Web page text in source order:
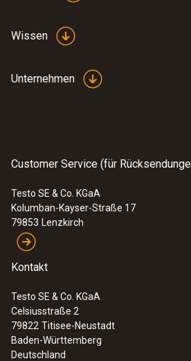
: 0602 0193
Reaktionsschneller Paddel-
Oberflächenfühler - zur
Öffnungen und Ritzen
182,07 €
Wissen
Unternehmen
Customer Service (für
Testo SE & Co. KGaA
Kolumban-Kayser-Straße 17
79853 Lenzkirch
Kontakt
Testo SE & Co. KGaA
Celsiusstraße 2
79822 Titisee-Neustadt
Baden-Württemberg
Deutschland